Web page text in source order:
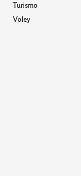
Turismo
Voley